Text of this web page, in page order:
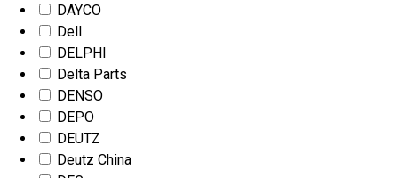
DAYCO
Dell
DELPHI
Delta Parts
DENSO
DEPO
DEUTZ
Deutz China